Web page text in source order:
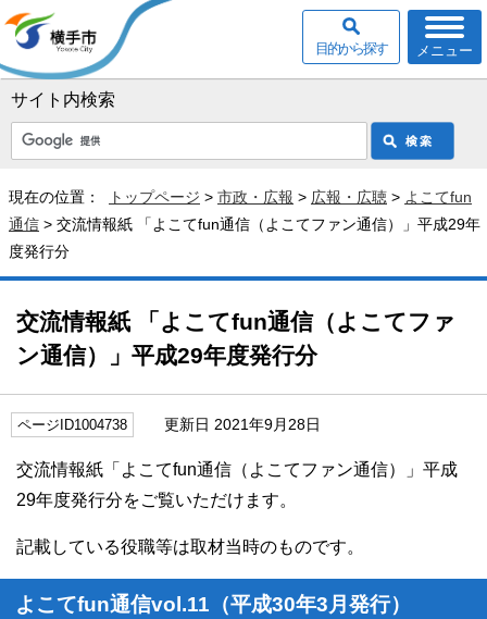
サイト内検索
メニュー
目的から探す
現在の位置： トップページ > 市政・広報 > 広報・広聴 > よこてfun
通信 > 交流情報紙 「よこてfun通信（よこてファン通信）」平成29年
度発行分
交流情報紙 「よこてfun通信（よこてファ
ン通信）」平成29年度発行分
ページID1004738 更新日 2021年9月28日
交流情報紙「よこてfun通信（よこてファン通信）」平成
29年度発行分をご覧いただけます。
記載している役職等は取材当時のものです。
よこてfun通信vol.11（平成30年3月発行）